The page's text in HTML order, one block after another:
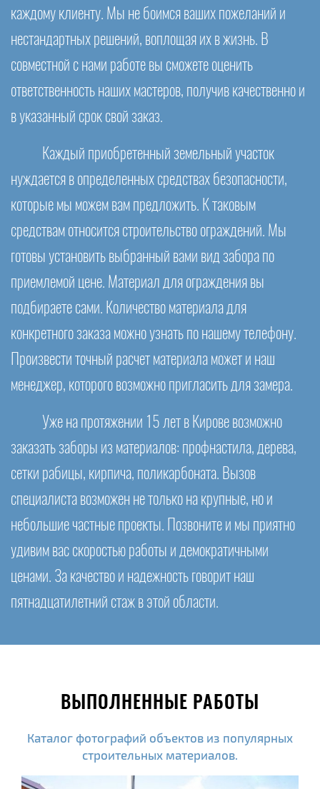
каждому клиенту. Мы не боимся ваших пожеланий и
нестандартных решений, воплощая их в жизнь. В
совместной с нами работе вы сможете оценить
ответственность наших мастеров, получив качественно и
в указанный срок свой заказ.
Каждый приобретенный земельный участок
нуждается в определенных средствах безопасности,
которые мы можем вам предложить. К таковым
средствам относится строительство ограждений. Мы
готовы установить выбранный вами вид забора по
приемлемой цене. Материал для ограждения вы
подбираете сами. Количество материала для
конкретного заказа можно узнать по нашему телефону.
Произвести точный расчет материала может и наш
менеджер, которого возможно пригласить для замера.
Уже на протяжении 15 лет в Кирове возможно
заказать заборы из материалов: профнастила, дерева,
сетки рабицы, кирпича, поликарбоната. Вызов
специалиста возможен не только на крупные, но и
небольшие частные проекты. Позвоните и мы приятно
удивим вас скоростью работы и демократичными
ценами. За качество и надежность говорит наш
пятнадцатилетний стаж в этой области.
ВЫПОЛНЕННЫЕ РАБОТЫ
Каталог фотографий объектов из популярных
строительных материалов.